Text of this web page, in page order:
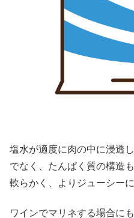
塩水が適度に肉の中に浸透
でなく、たんぱく質の構造
軟らかく、よりジューシー
ワインでマリネする場合に